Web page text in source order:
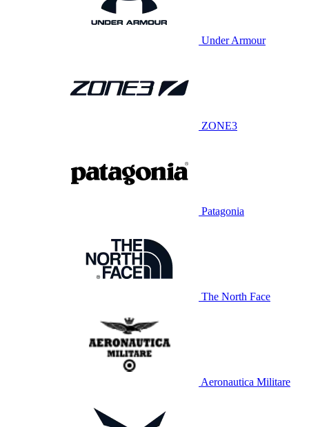
Under Armour
ZONE3
Patagonia
The North Face
Aeronautica Militare